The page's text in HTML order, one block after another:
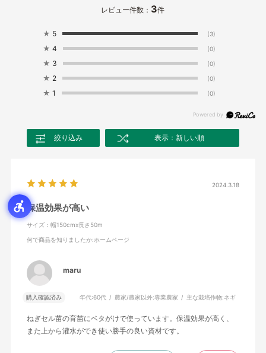
レビュー件数： 3件
★ 5 (3)
★ 4 (0)
★ 3 (0)
★ 2 (0)
★ 1 (0)
絞り込み 表示：新しい順
2024.3.18
保温効果が高い
サイズ：幅150cmx長さ50m
何で商品を知りましたか:ホームページ
maru
購入確認済み 年代:60代 農家/農家以外:専業農家 主な栽培作物:ネギ
ねぎセル苗の育苗にベタがけで使っています。保温効果が高く、
また上から灌水ができ使い勝手の良い資材です。